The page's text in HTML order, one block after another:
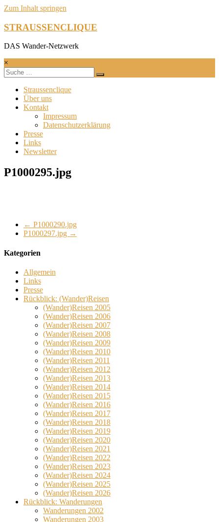
Zum Inhalt springen
STRAUSSENCLIQUE
DAS Wander-Netzwerk
×
Straussenclique
Über uns
Kontakt
Impressum
Datenschutzerklärung
Presse
Links
Newsletter
P1000295.jpg
← P1000290.jpg
P1000297.jpg →
Kategorien
Allgemein
Links
Presse
Rückblick: (Wander)Reisen
(Wander)Reisen 2005
(Wander)Reisen 2006
(Wander)Reisen 2007
(Wander)Reisen 2008
(Wander)Reisen 2009
(Wander)Reisen 2010
(Wander)Reisen 2011
(Wander)Reisen 2012
(Wander)Reisen 2013
(Wander)Reisen 2014
(Wander)Reisen 2015
(Wander)Reisen 2016
(Wander)Reisen 2017
(Wander)Reisen 2018
(Wander)Reisen 2019
(Wander)Reisen 2020
(Wander)Reisen 2021
(Wander)Reisen 2022
(Wander)Reisen 2023
(Wander)Reisen 2024
(Wander)Reisen 2025
(Wander)Reisen 2026
Rückblick: Wanderungen
Wanderungen 2002
Wanderungen 2003